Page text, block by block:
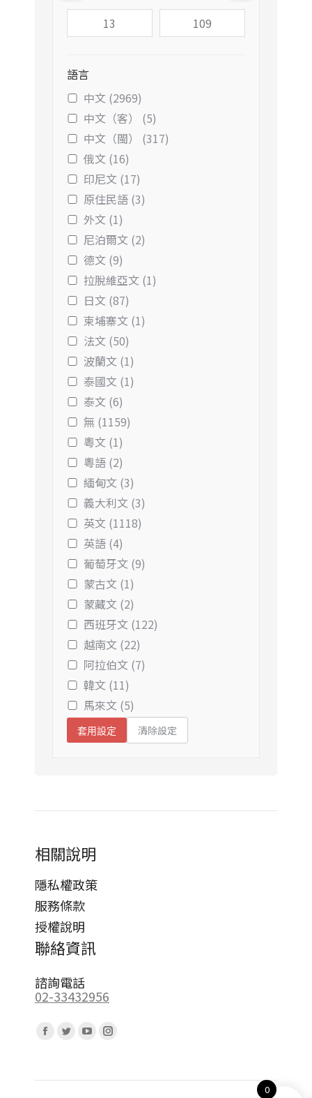
語言
中文 (2969)
中文（客） (5)
中文（閩） (317)
俄文 (16)
印尼文 (17)
原住民語 (3)
外文 (1)
尼泊爾文 (2)
德文 (9)
拉脫維亞文 (1)
日文 (87)
柬埔寨文 (1)
法文 (50)
波蘭文 (1)
泰國文 (1)
泰文 (6)
無 (1159)
粵文 (1)
粵語 (2)
緬甸文 (3)
義大利文 (3)
英文 (1118)
英語 (4)
葡萄牙文 (9)
蒙古文 (1)
蒙藏文 (2)
西班牙文 (122)
越南文 (22)
阿拉伯文 (7)
韓文 (11)
馬來文 (5)
套用設定 清除設定
相關說明
隱私權政策
服務條款
授權說明
聯絡資訊
諮詢電話
02-33432956
Facebook
opens
Twitter
opens
YouTube
opens
Instagram
opens
0